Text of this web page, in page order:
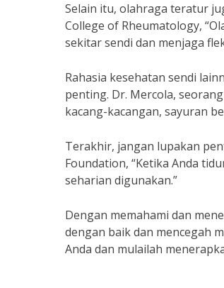
Selain itu, olahraga teratur
College of Rheumatology,
sekitar sendi dan menjaga
Rahasia kesehatan sendi
penting. Dr. Mercola,
kacang-kacangan, sayuran
Terakhir, jangan lupakan
Foundation, “Ketika Anda
seharian digunakan.”
Dengan memahami dan
dengan baik dan mencegah
Anda dan mulailah